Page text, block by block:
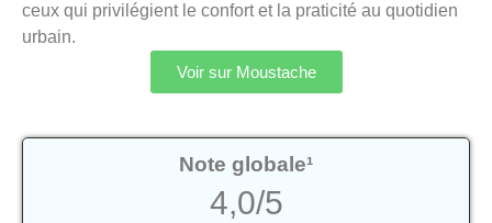
ceux qui privilégient le confort et la praticité au quotidien
urbain.
Voir sur Moustache
Note globale¹
4,0/5